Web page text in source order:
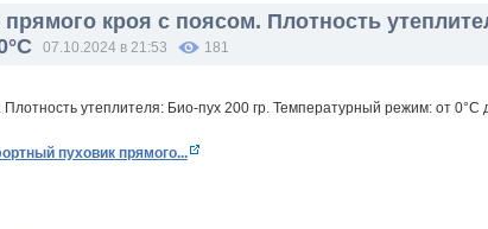
кроя с поясом. Плотность
07.10.2024 в 21:53 181
пуховик прямого...